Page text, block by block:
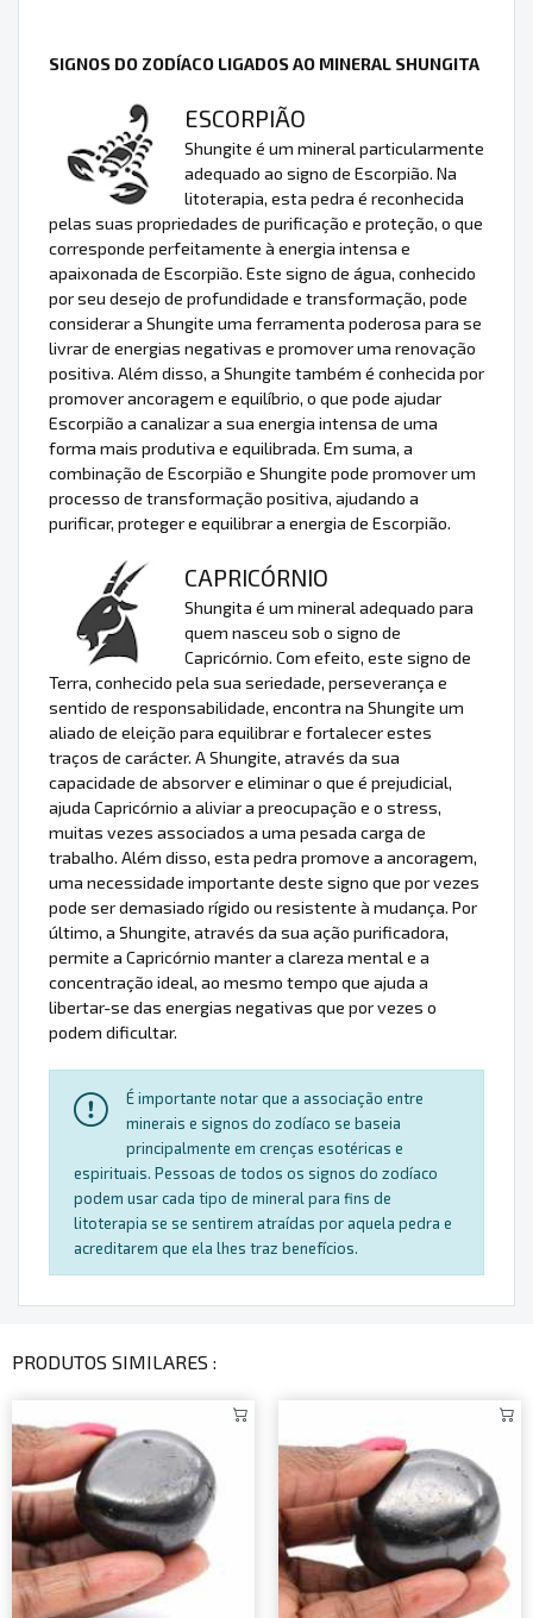
SIGNOS DO ZODÍACO LIGADOS AO MINERAL SHUNGITA
ESCORPIÃO
Shungite é um mineral particularmente
adequado ao signo de Escorpião. Na
litoterapia, esta pedra é reconhecida
pelas suas propriedades de purificação e proteção, o que
corresponde perfeitamente à energia intensa e
apaixonada de Escorpião. Este signo de água, conhecido
por seu desejo de profundidade e transformação, pode
considerar a Shungite uma ferramenta poderosa para se
livrar de energias negativas e promover uma renovação
positiva. Além disso, a Shungite também é conhecida por
promover ancoragem e equilíbrio, o que pode ajudar
Escorpião a canalizar a sua energia intensa de uma
forma mais produtiva e equilibrada. Em suma, a
combinação de Escorpião e Shungite pode promover um
processo de transformação positiva, ajudando a
purificar, proteger e equilibrar a energia de Escorpião.
CAPRICÓRNIO
Shungita é um mineral adequado para
quem nasceu sob o signo de
Capricórnio. Com efeito, este signo de
Terra, conhecido pela sua seriedade, perseverança e
sentido de responsabilidade, encontra na Shungite um
aliado de eleição para equilibrar e fortalecer estes
traços de carácter. A Shungite, através da sua
capacidade de absorver e eliminar o que é prejudicial,
ajuda Capricórnio a aliviar a preocupação e o stress,
muitas vezes associados a uma pesada carga de
trabalho. Além disso, esta pedra promove a ancoragem,
uma necessidade importante deste signo que por vezes
pode ser demasiado rígido ou resistente à mudança. Por
último, a Shungite, através da sua ação purificadora,
permite a Capricórnio manter a clareza mental e a
concentração ideal, ao mesmo tempo que ajuda a
libertar-se das energias negativas que por vezes o
podem dificultar.
É importante notar que a associação entre
minerais e signos do zodíaco se baseia
principalmente em crenças esotéricas e
espirituais. Pessoas de todos os signos do zodíaco
podem usar cada tipo de mineral para fins de
litoterapia se se sentirem atraídas por aquela pedra e
acreditarem que ela lhes traz benefícios.
PRODUTOS SIMILARES :